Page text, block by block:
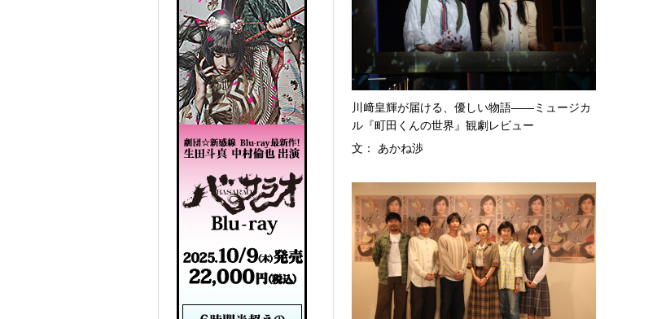
川﨑皇輝が届ける、優しい物語――ミュージカ
ル『町田くんの世界』観劇レビュー
文： あかね渉